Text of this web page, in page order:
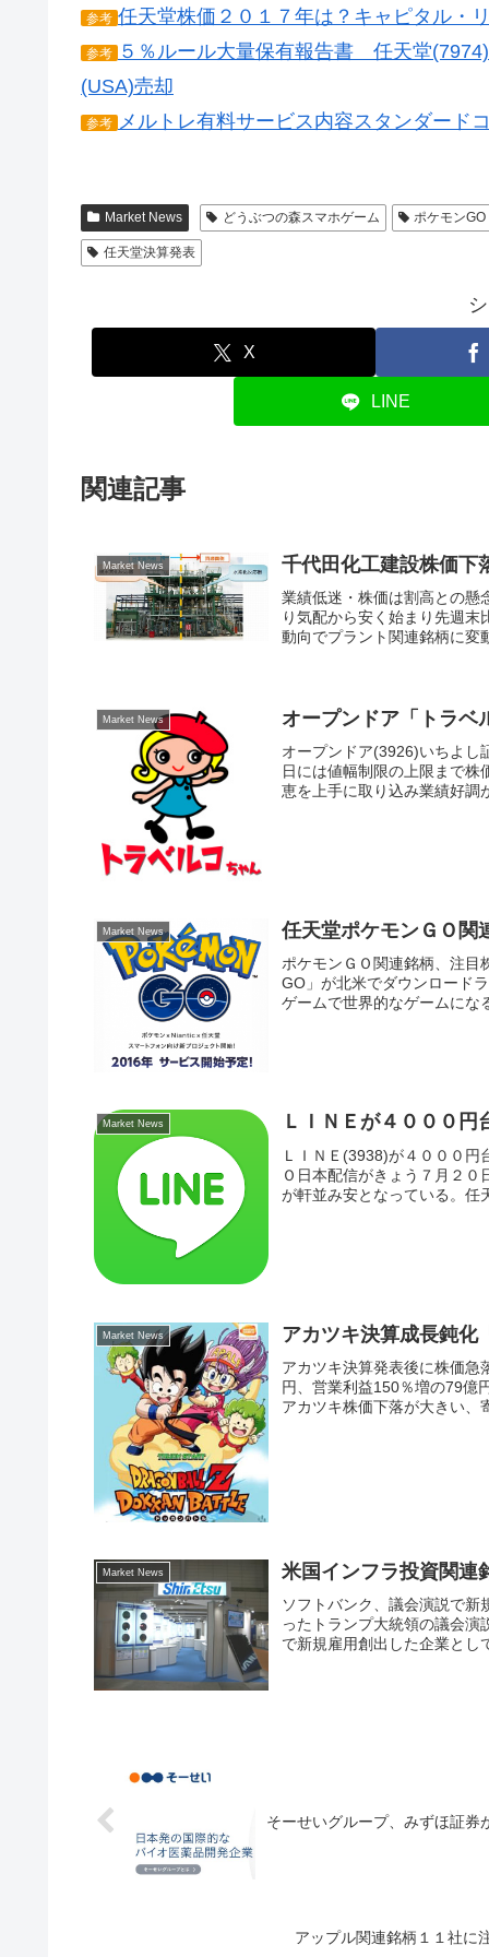
参考 任天堂株価２０１７年は？キャピタル・
参考
５％ルール大量保有報告書 任天堂
(USA)売却
参考 メルトレ有料サービス内容スタンダード
Market News どうぶつの森スマホゲーム ポケモンGO
任天堂決算発表
X
LINE
関連記事
Market News 千代田化工建設株価下
業績低迷・株価は割高との懸
り気配から安く始まり先週
動向でプラント関連銘柄に変
Market News オープンドア「トラベ
オープンドア(3926)いちよし
日には値幅制限の上限まで株
恵を上手に取り込み業績好調
Market News 任天堂ポケモンＧＯ関
ポケモンＧＯ関連銘柄、注目
GO」が北米でダウンロード
ゲームで世界的なゲームにな
Market News ＬＩＮＥが４０００
ＬＩＮＥ(3938)が４０００円
Ｏ日本配信がきょう７月２
が軒並み安となっている。任
Market News アカツキ決算成長鈍化
アカツキ決算発表後に株価急
円、営業利益150％増の79億
アカツキ株価下落が大きい、
Market News 米国インフラ投資関連
ソフトバンク、議会演説で新
ったトランプ大統領の議会
で新規雇用創出した企業とし
そーせいグループ、みずほ証券
アップル関連銘柄１１社に